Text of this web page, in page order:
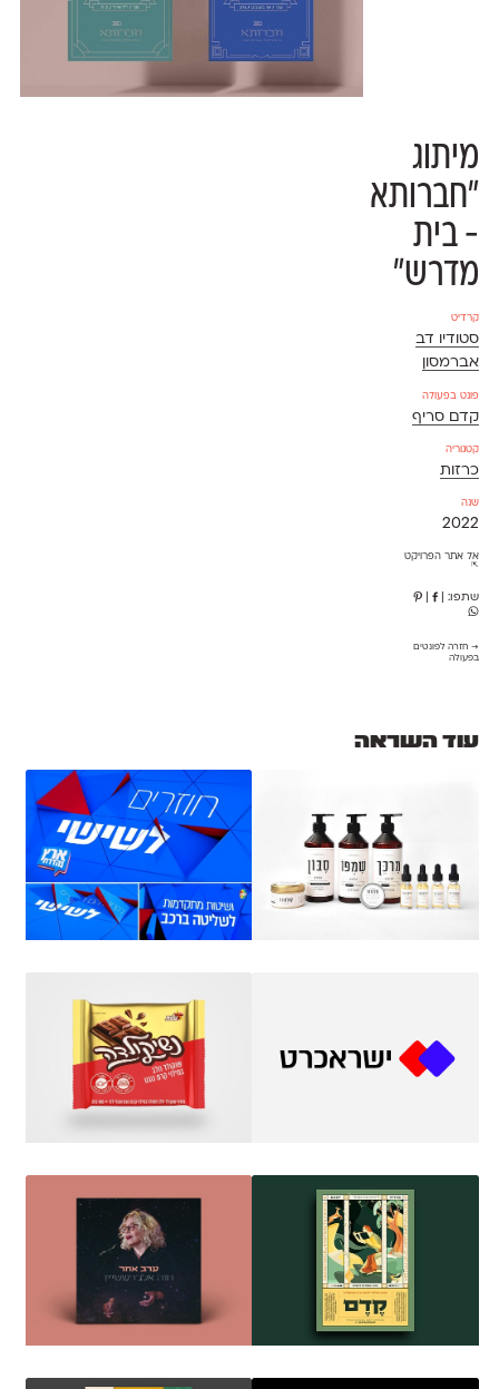
מיתוג
״חברותא
- בית
מדרש״
קרדיט
סטודיו דב
אברמסון
פונט בפעולה
קדם סריף
קטגוריה
כרזות
שנה
2022
אל אתר הפרויקט
⇱
שתפו: |
→ חזרה לפונטים
בפעולה
עוד השראה